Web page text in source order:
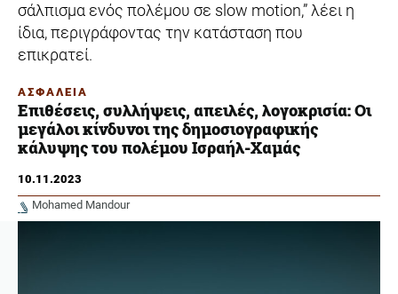
σάλπισμα ενός πολέμου σε slow motion,” λέει η
ίδια, περιγράφοντας την κατάσταση που
επικρατεί.
ΑΣΦΑΛΕΙΑ
Επιθέσεις, συλλήψεις, απειλές, λογοκρισία: Oι
μεγάλοι κίνδυνοι της δημοσιογραφικής
κάλυψης του πολέμου Ισραήλ-Χαμάς
10.11.2023
Mohamed Mandour